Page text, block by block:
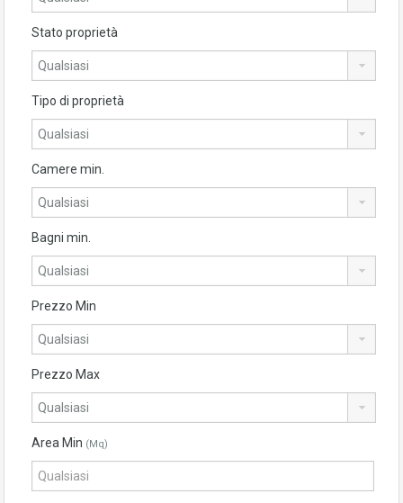
Stato proprietà
Tipo di proprietà
Camere min.
Bagni min.
Prezzo Min
Prezzo Max
Area Min (Mq)